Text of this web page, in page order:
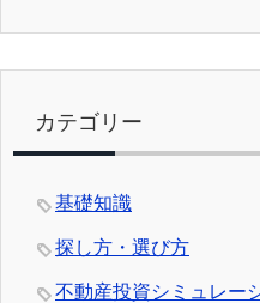
カテゴリー
基礎知識
探し方・選び方
不動産投資シミュレー